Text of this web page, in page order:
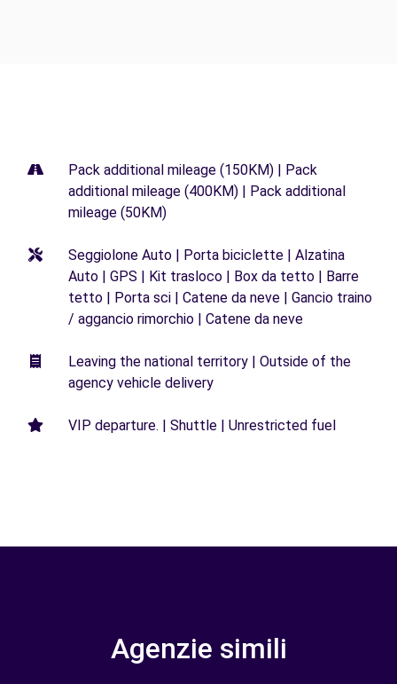
Pack additional mileage (150KM) | Pack
additional mileage (400KM) | Pack additional
mileage (50KM)
Seggiolone Auto | Porta biciclette | Alzatina
Auto | GPS | Kit trasloco | Box da tetto | Barre
tetto | Porta sci | Catene da neve | Gancio traino
/ aggancio rimorchio | Catene da neve
Leaving the national territory | Outside of the
agency vehicle delivery
VIP departure. | Shuttle | Unrestricted fuel
Agenzie simili